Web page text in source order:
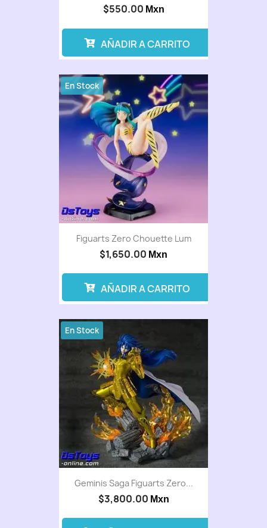
$550.00 Mxn
AÑADIR A CARRITO
Figuarts Zero Chouette Lum
$1,650.00 Mxn
En Stock
AÑADIR A CARRITO
Geminis Saga Figuarts Zero...
$3,800.00 Mxn
En Stock